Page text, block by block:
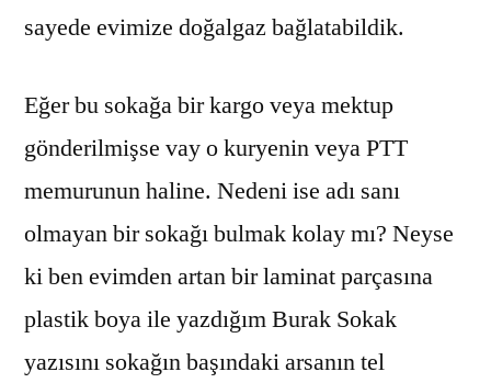
sayede evimize doğalgaz bağlatabildik.
Eğer bu sokağa bir kargo veya mektup
gönderilmişse vay o kuryenin veya PTT
memurunun haline. Nedeni ise adı sanı
olmayan bir sokağı bulmak kolay mı? Neyse
ki ben evimden artan bir laminat parçasına
plastik boya ile yazdığım Burak Sokak
yazısını sokağın başındaki arsanın tel